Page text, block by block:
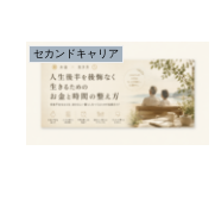
セカンドキャリア